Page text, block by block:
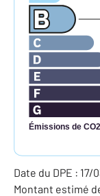
Émissions de
Date du DPE : 17/
Montant estimé